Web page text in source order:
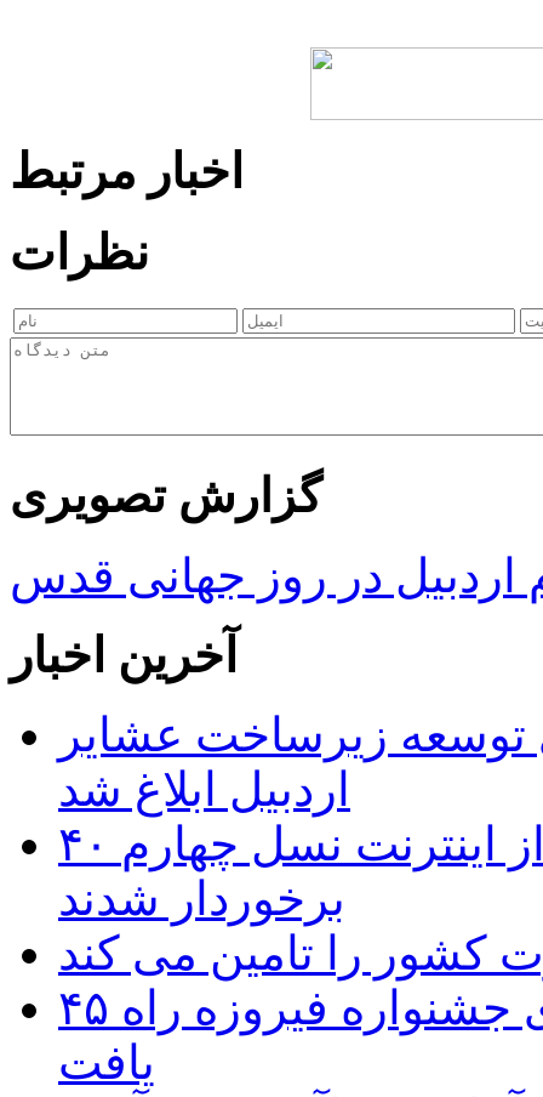
اخبار مرتبط
نظرات
گزارش تصویری
در روز جهانی قدس
آخرین اخبار
برای توسعه زیرساخت عشایر
اردبیل ابلاغ شد
۴۰ روستای شهرستان گِرمی از اینترنت نسل چهارم
برخوردار شدند
۴۵ اثر هنرمندان اردبیلی به غربالگری جشنواره فیروزه راه
یافت